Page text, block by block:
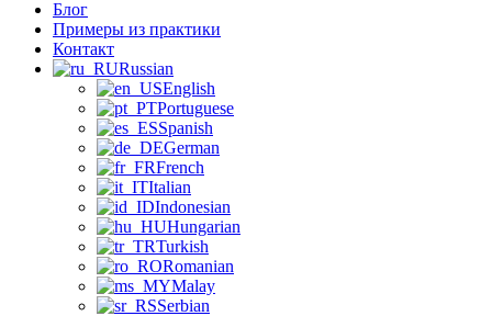
Блог
Примеры из практики
Контакт
Russian
English
Portuguese
Spanish
German
French
Italian
Indonesian
Hungarian
Turkish
Romanian
Malay
Serbian